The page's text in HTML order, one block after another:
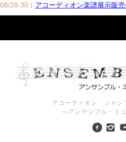
08/28-30 ： アコーディオン楽譜展示販
アコーディオン シャ
―アンサンブル・ミ